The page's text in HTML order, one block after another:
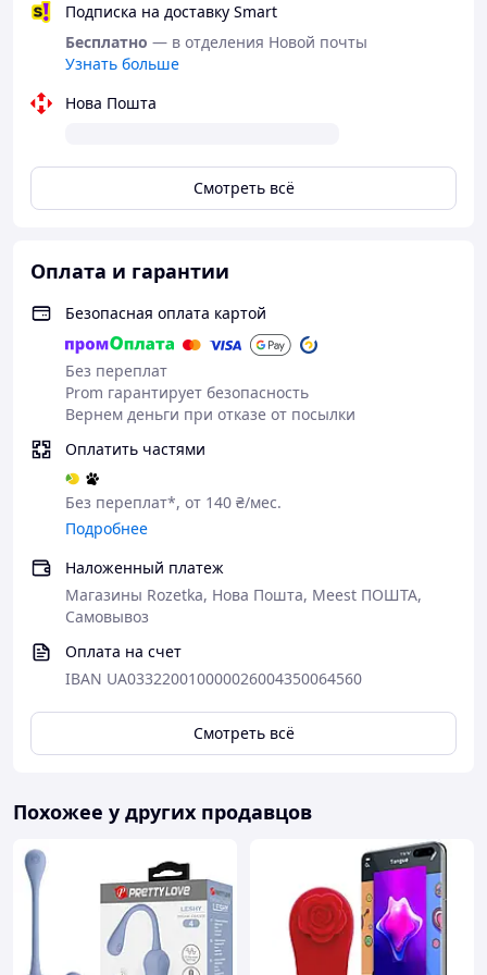
Подписка на доставку Smart
Бесплатно — в отделения Новой почты
Узнать больше
Нова Пошта
Смотреть всё
Оплата и гарантии
Безопасная оплата картой
Без переплат
Prom гарантирует безопасность
Вернем деньги при отказе от посылки
Оплатить частями
Без переплат*, от 140 ₴/мес.
Подробнее
Наложенный платеж
Магазины Rozetka, Нова Пошта, Meest ПОШТА,
Самовывоз
Оплата на счет
IBAN UA033220010000026004350064560
Смотреть всё
Похожее у других продавцов